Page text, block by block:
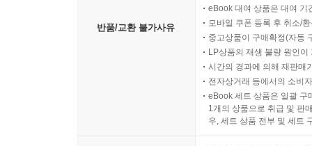
반품/교환 불가사유
eBook 대여 상품은 대여 기
모바일 쿠폰 등록 후 취소/
중고상품이 구매확정(자동
LP상품의 재생 불량 원인
시간의 경과에 의해 재판매
전자상거래 등에서의 소비
eBook 세트 상품은 일괄 구
1개의 상품으로 취급 및 판
우, 세트 상품 전부 및 세트